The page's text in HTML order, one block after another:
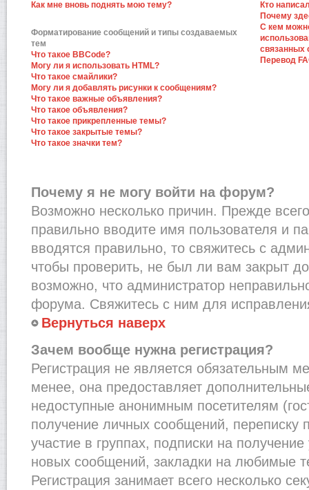
Как мне вновь поднять мою тему?
Форматирование сообщений и типы создаваемых
тем
Что такое BBCode?
Могу ли я использовать HTML?
Что такое смайлики?
Могу ли я добавлять рисунки к сообщениям?
Что такое важные объявления?
Что такое объявления?
Что такое прикрепленные темы?
Что такое закрытые темы?
Что такое значки тем?
Кто
Почему
С кем
связанных
Перевод
Почему я не могу войти на форум?
Возможно несколько причин. Прежде
правильно вводите имя пользователя и
вводятся правильно, то свяжитесь с
чтобы проверить, не был ли вам закрыт
возможно, что администратор
форума. Свяжитесь с ним для
Вернуться наверх
Зачем вообще нужна регистрация?
Регистрация не является обязательным
менее, она предоставляет
недоступные анонимным посетителям
получение личных сообщений, переписку
участие в группах, подписки на
новых сообщений, закладки на любимые
Регистрация занимает всего несколько